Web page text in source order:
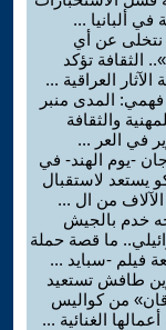
في ألبانيا ...
عن أي
الثقافة تؤكد
الآثار العراقية ...
فهمي: المدى منبر
والثقافة
في العر ...
-يوم الهند- في
يستعد لاستقبال
من ال ...
خدم بالجيش
ما قصة حملة
فيلم -سبايد ...
طافش تستعيد
من كواليس
الغنائية ...